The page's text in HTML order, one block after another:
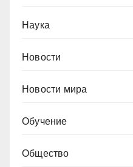
Наука
Новости
Новости мира
Обучение
Общество